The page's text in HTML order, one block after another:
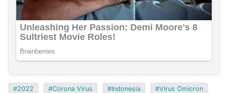
2022 Corona Virus Indonesia Virus Omicron